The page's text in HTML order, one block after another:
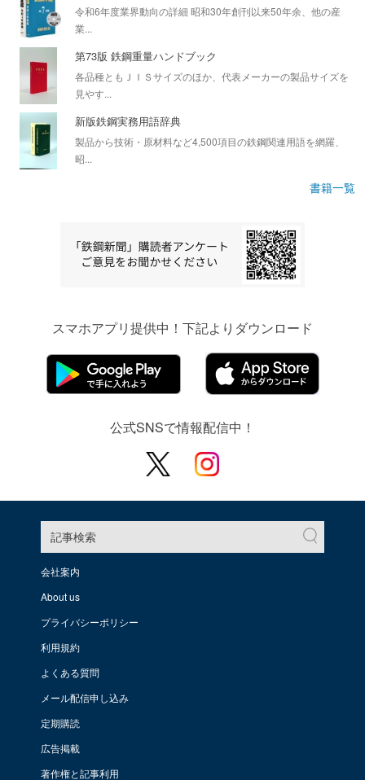
令和6年度業界動向の詳細 昭和30年創刊以来50年余、他の産
業...
第73版 鉄鋼重量ハンドブック
各品種ともＪＩＳサイズのほか、代表メーカーの製品サイズを
見やす...
新版鉄鋼実務用語辞典
製品から技術・原材料など4,500項目の鉄鋼関連用語を網羅、
昭...
書籍一覧
スマホアプリ提供中！下記よりダウンロード
公式SNSで情報配信中！
記事検索
会社案内
About us
プライバシーポリシー
利用規約
よくある質問
メール配信申し込み
定期購読
広告掲載
著作権と記事利用